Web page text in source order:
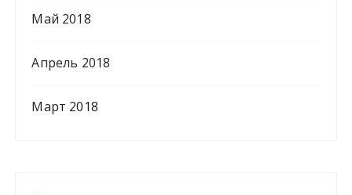
Май 2018
Апрель 2018
Март 2018